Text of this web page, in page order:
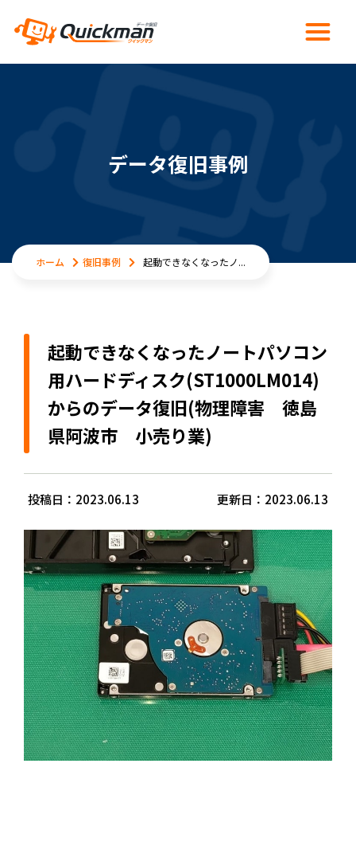
データ復旧事例
ホーム 復旧事例 起動できなくなったノ...
起動できなくなったノートパソコン
用ハードディスク(ST1000LM014)
からのデータ復旧(物理障害 徳島
県阿波市 小売り業)
投稿日：2023.06.13 更新日：2023.06.13